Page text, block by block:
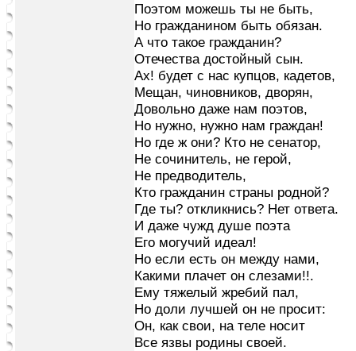
Поэтом можешь ты не быть,
Но гражданином быть обязан.
А что такое гражданин?
Отечества достойный сын.
Ах! будет с нас купцов, кадетов,
Мещан, чиновников, дворян,
Довольно даже нам поэтов,
Но нужно, нужно нам граждан!
Но где ж они? Кто не сенатор,
Не сочинитель, не герой,
Не предводитель,
Кто гражданин страны родной?
Где ты? откликнись? Нет ответа.
И даже чужд душе поэта
Его могучий идеал!
Но если есть он между нами,
Какими плачет он слезами!!.
Ему тяжелый жребий пал,
Но доли лучшей он не просит:
Он, как свои, на теле носит
Все язвы родины своей.